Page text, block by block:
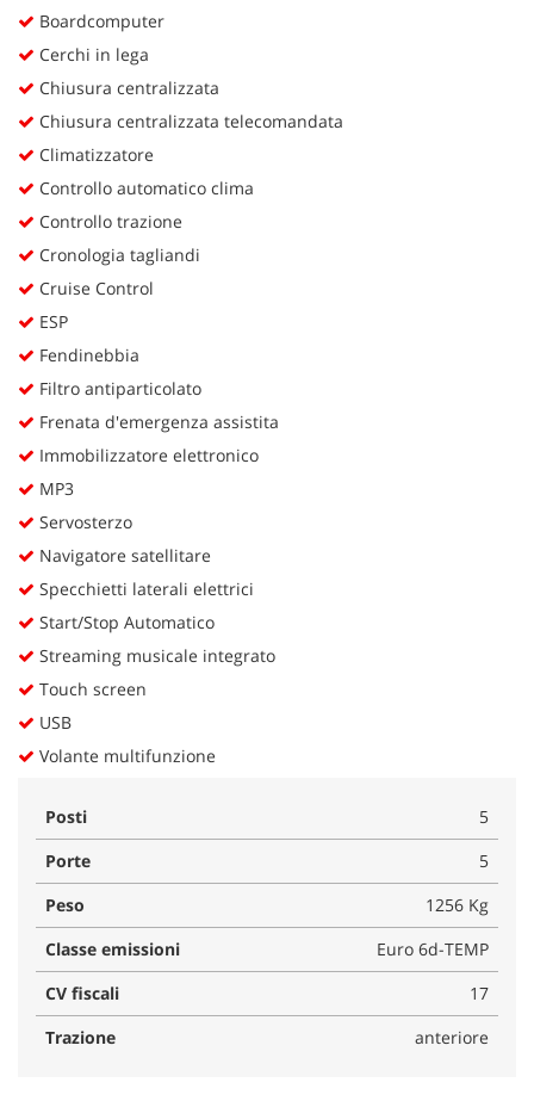
Boardcomputer
Cerchi in lega
Chiusura centralizzata
Chiusura centralizzata telecomandata
Climatizzatore
Controllo automatico clima
Controllo trazione
Cronologia tagliandi
Cruise Control
ESP
Fendinebbia
Filtro antiparticolato
Frenata d'emergenza assistita
Immobilizzatore elettronico
MP3
Servosterzo
Navigatore satellitare
Specchietti laterali elettrici
Start/Stop Automatico
Streaming musicale integrato
Touch screen
USB
Volante multifunzione
Posti
5
Porte
5
Peso
1256 Kg
Classe emissioni
Euro 6d-TEMP
CV fiscali
17
Trazione
anteriore